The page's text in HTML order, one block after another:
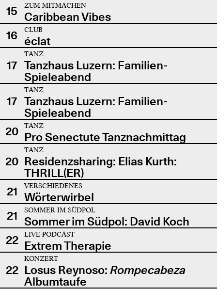
15
ZUM MITMACHEN
Caribbean Vibes
16
CLUB
éclat
17
TANZ
Tanzhaus Luzern: Familien-
Spieleabend
17
TANZ
Tanzhaus Luzern: Familien-
Spieleabend
20
TANZ
Pro Senectute Tanznachmittag
20
TANZ
Residenzsharing: Elias Kurth:
THRILL(ER)
21
VERSCHIEDENES
Wörterwirbel
21
SOMMER IM SÜDPOL
Sommer im Südpol: David Koch
22
LIVE-PODCAST
Extrem Therapie
22
KONZERT
Losus Reynoso: Rompecabeza
Albumtaufe